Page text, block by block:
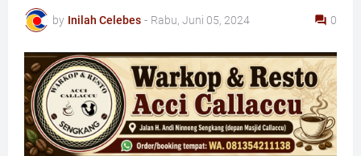
by Inilah Celebes - Rabu, Juni 05, 2024 0